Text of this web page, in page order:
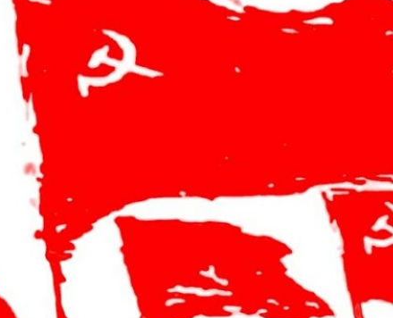
und Francisca Andino
Siedlerterror im Westjordanland
BGH: Linas Schweigen im Antifa-Prozess wird
Anti-ICE-Proteste halten an – Aktivist:innen
drohen langjährige Haftstrafen